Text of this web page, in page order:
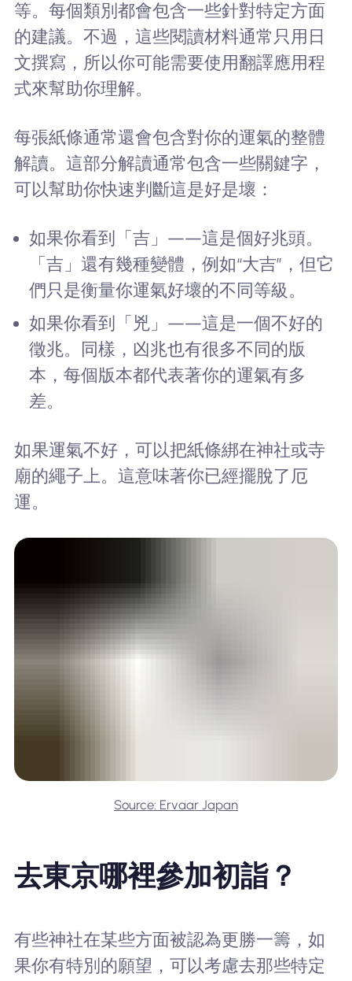
等。每個類別都會包含一些針對特定方面
的建議。不過，這些閱讀材料通常只用日
文撰寫，所以你可能需要使用翻譯應用程
式來幫助你理解。
每張紙條通常還會包含對你的運氣的整體
解讀。這部分解讀通常包含一些關鍵字，
可以幫助你快速判斷這是好是壞：
如果你看到「吉」——這是個好兆頭。
「吉」還有幾種變體，例如“大吉”，但它
們只是衡量你運氣好壞的不同等級。
如果你看到「兇」——這是一個不好的
徵兆。同樣，凶兆也有很多不同的版
本，每個版本都代表著你的運氣有多
差。
如果運氣不好，可以把紙條綁在神社或寺
廟的繩子上。這意味著你已經擺脫了厄
運。
Source: Ervaar Japan
去東京哪裡參加初詣？
有些神社在某些方面被認為更勝一籌，如
果你有特別的願望，可以考慮去那些特定